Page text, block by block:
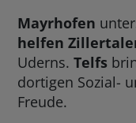
Mayrhofen
helfen
Uderns.Telfs
dortigen Sozial-
Freude.